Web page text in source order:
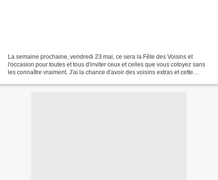
La semaine prochaine, vendredi 23 mai, ce sera la Fête des Voisins et
l'occasion pour toutes et tous d'inviter ceux et celles que vous cotoyez sans
les connaître vraiment. J'ai la chance d'avoir des voisins extras et cette